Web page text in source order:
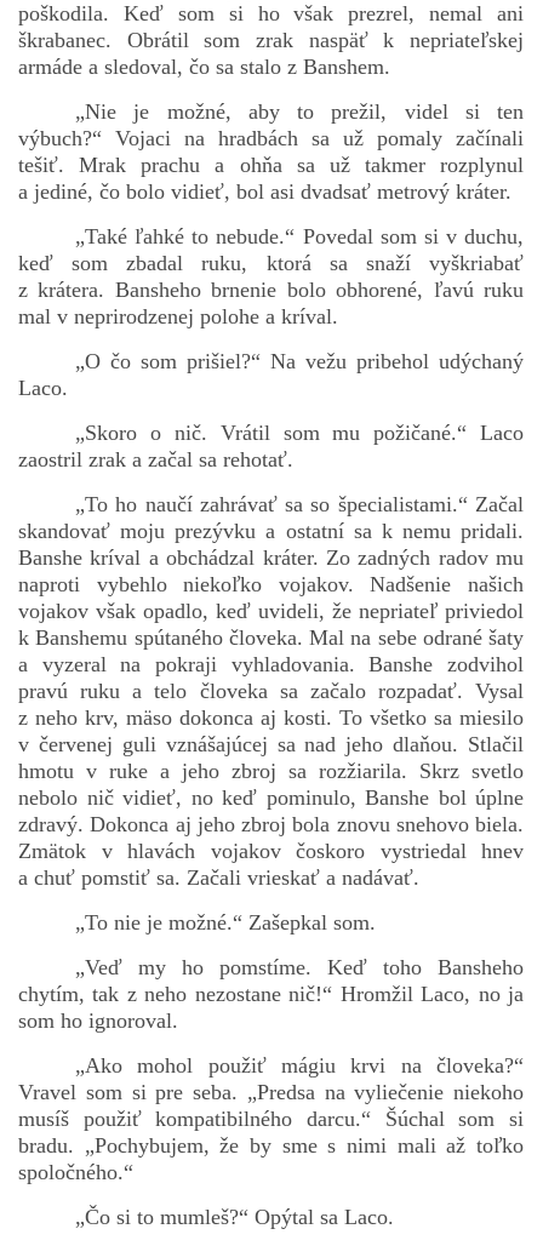
poškodila. Keď som si ho však prezrel, nemal ani
škrabanec. Obrátil som zrak naspäť k nepriateľskej
armáde a sledoval, čo sa stalo z Banshem.
„Nie je možné, aby to prežil, videl si ten
výbuch?“ Vojaci na hradbách sa už pomaly začínali
tešiť. Mrak prachu a ohňa sa už takmer rozplynul
a jediné, čo bolo vidieť, bol asi dvadsať metrový kráter.
„Také ľahké to nebude.“ Povedal som si v duchu,
keď som zbadal ruku, ktorá sa snaží vyškriabať
z krátera. Bansheho brnenie bolo obhorené, ľavú ruku
mal v neprirodzenej polohe a kríval.
„O čo som prišiel?“ Na vežu pribehol udýchaný
Laco.
„Skoro o nič. Vrátil som mu požičané.“ Laco
zaostril zrak a začal sa rehotať.
„To ho naučí zahrávať sa so špecialistami.“ Začal
skandovať moju prezývku a ostatní sa k nemu pridali.
Banshe kríval a obchádzal kráter. Zo zadných radov mu
naproti vybehlo niekoľko vojakov. Nadšenie našich
vojakov však opadlo, keď uvideli, že nepriateľ priviedol
k Banshemu spútaného človeka. Mal na sebe odrané šaty
a vyzeral na pokraji vyhladovania. Banshe zodvihol
pravú ruku a telo človeka sa začalo rozpadať. Vysal
z neho krv, mäso dokonca aj kosti. To všetko sa miesilo
v červenej guli vznášajúcej sa nad jeho dlaňou. Stlačil
hmotu v ruke a jeho zbroj sa rozžiarila. Skrz svetlo
nebolo nič vidieť, no keď pominulo, Banshe bol úplne
zdravý. Dokonca aj jeho zbroj bola znovu snehovo biela.
Zmätok v hlavách vojakov čoskoro vystriedal hnev
a chuť pomstiť sa. Začali vrieskať a nadávať.
„To nie je možné.“ Zašepkal som.
„Veď my ho pomstíme. Keď toho Bansheho
chytím, tak z neho nezostane nič!“ Hromžil Laco, no ja
som ho ignoroval.
„Ako mohol použiť mágiu krvi na človeka?“
Vravel som si pre seba. „Predsa na vyliečenie niekoho
musíš použiť kompatibilného darcu.“ Šúchal som si
bradu. „Pochybujem, že by sme s nimi mali až toľko
spoločného.“
„Čo si to mumleš?“ Opýtal sa Laco.